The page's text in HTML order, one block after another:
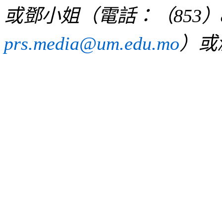
或鄧小姐（電話：（853
prs.media@um.edu.mo）